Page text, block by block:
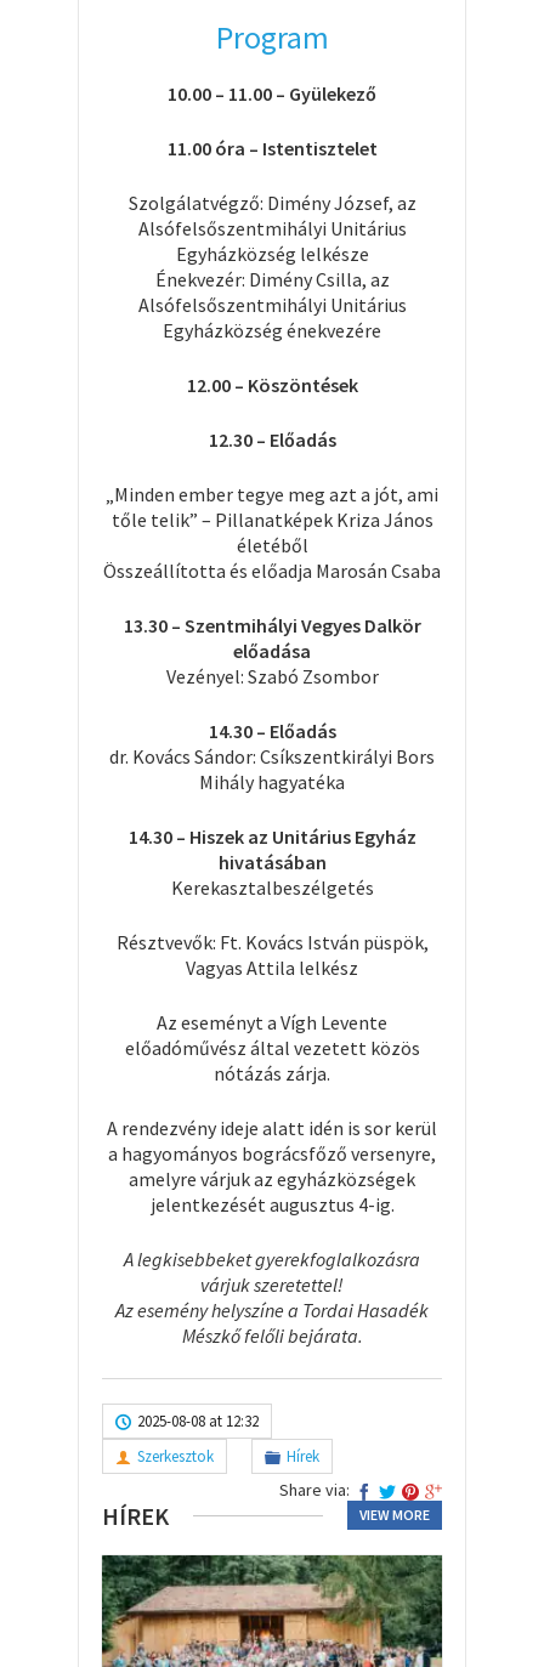
Program
10.00 – 11.00 – Gyülekező
11.00 óra – Istentisztelet
Szolgálatvégző: Dimény József, az
Alsófelsőszentmihályi Unitárius
Egyházközség lelkésze
Énekvezér: Dimény Csilla, az
Alsófelsőszentmihályi Unitárius
Egyházközség énekvezére
12.00 – Köszöntések
12.30 – Előadás
„Minden ember tegye meg azt a jót, ami
tőle telik” – Pillanatképek Kriza János
életéből
Összeállította és előadja Marosán Csaba
13.30 – Szentmihályi Vegyes Dalkör
előadása
Vezényel: Szabó Zsombor
14.30 – Előadás
dr. Kovács Sándor: Csíkszentkirályi Bors
Mihály hagyatéka
14.30 – Hiszek az Unitárius Egyház
hivatásában
Kerekasztalbeszélgetés
Résztvevők: Ft. Kovács István püspök,
Vagyas Attila lelkész
Az eseményt a Vígh Levente
előadóművész által vezetett közös
nótázás zárja.
A rendezvény ideje alatt idén is sor kerül
a hagyományos bográcsfőző versenyre,
amelyre várjuk az egyházközségek
jelentkezését augusztus 4-ig.
A legkisebbeket gyerekfoglalkozásra
várjuk szeretettel!
Az esemény helyszíne a Tordai Hasadék
Mészkő felőli bejárata.
2025-08-08 at 12:32
Szerkesztok
Hírek
Share via:
HÍREK VIEW MORE